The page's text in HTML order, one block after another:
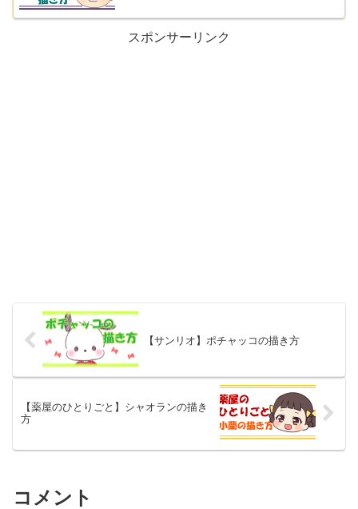
スポンサーリンク
【サンリオ】ポチャッコの描き方
【薬屋のひとりごと】シャオランの描き
方
コメント